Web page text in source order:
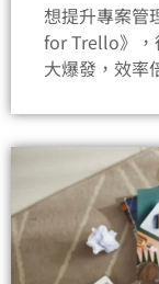
想提升專案管
for Trello》，
大爆發，效率